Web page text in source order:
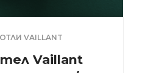
VAILLANT
Vaillant